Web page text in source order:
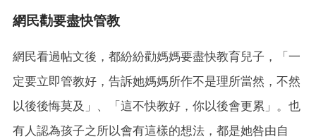
網民勸要盡快管教
網民看過帖文後，都紛紛勸媽媽要盡快教育兒子，「一
定要立即管教好，告訴她媽媽所作不是理所當然，不然
以後後悔莫及」、「這不快教好，你以後會更累」。也
有人認為孩子之所以會有這樣的想法，都是她咎由自